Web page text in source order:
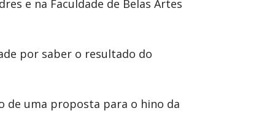
e na Faculdade de Belas Artes
por saber o resultado do
de uma proposta para o hino da